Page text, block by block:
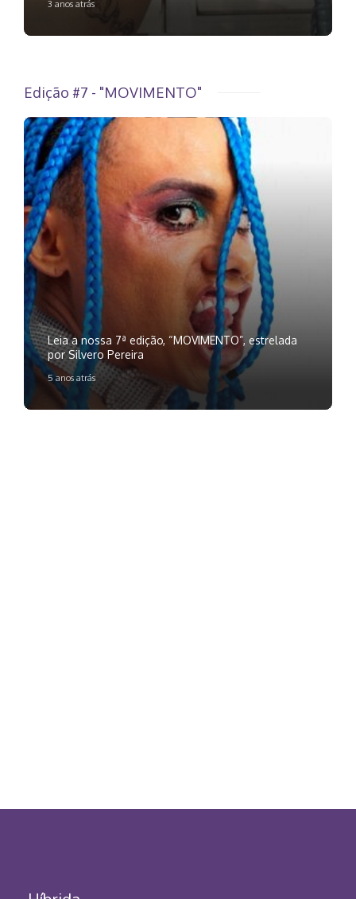
3 anos atrás
Edição #7 - "MOVIMENTO"
Leia a nossa 7ª edição, “MOVIMENTO”, estrelada
por Silvero Pereira
5 anos atrás